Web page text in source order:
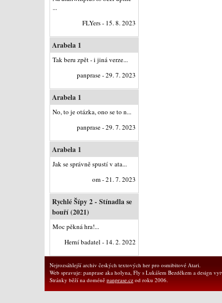
...
FLYers - 15. 8. 2023
Arabela 1
Tak beru zpět - i jiná verze...
panprase - 29. 7. 2023
Arabela 1
No, to je otázka, ono se to n...
panprase - 29. 7. 2023
Arabela 1
Jak se správně spustí v ata...
om - 21. 7. 2023
Rychlé Šípy 2 - Stínadla se
bouří (2021)
Moc pěkná hra!...
Herní badatel - 14. 2. 2022
Nejrozsáhlejší archiv českých textových her pro osmibitové Atari.
Web spravuje: panprase aka holyna, Fly s Lukášem Bezděkem a design
Stránky běží na doméně panprase.cz od roku 2006.